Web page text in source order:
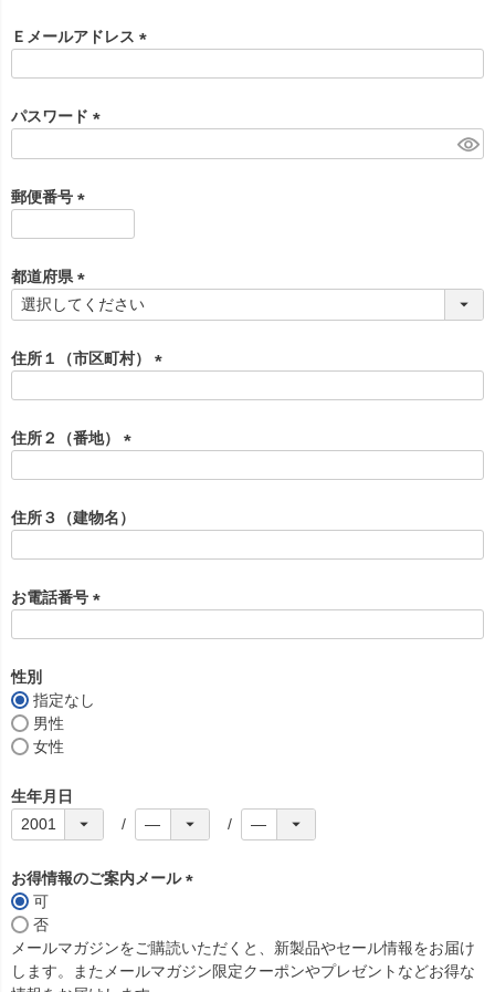
須
)
Ｅメールアドレス
)
パスワード
)
郵便番号
須
)
都道府県
(
須
)
住所１（市区町村）
)
住所２（番地）
須
)
住所３（建物名）
お電話番号
性別
指定なし
男性
女性
生年月日
お得情報のご案内メール
須
)
可
否
メールマガジンをご購読いただくと、新製品やセール情報をお届け
します。またメールマガジン限定クーポンやプレゼントなどお得な